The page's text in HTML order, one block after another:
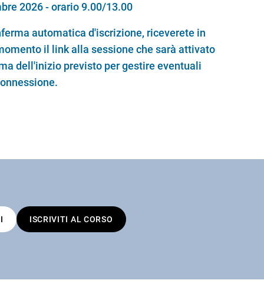
2026 - orario 9.00/13.00
automatica d'iscrizione, riceverete in
il link alla sessione che sarà attivato
dell'inizio previsto per gestire eventuali
ISCRIVITI AL CORSO